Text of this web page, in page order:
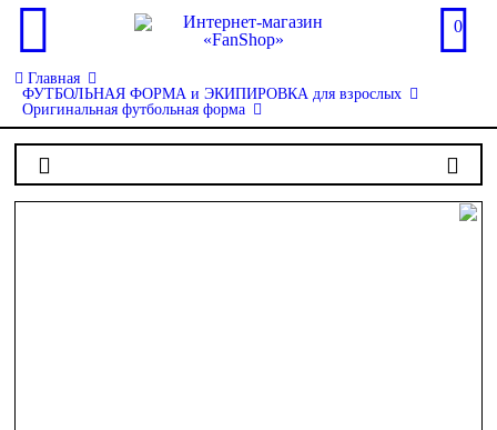
0
Главная
ФУТБОЛЬНАЯ ФОРМА и ЭКИПИРОВКА для взрослых
Оригинальная футбольная форма